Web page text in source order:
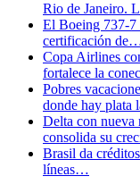
Rio de Janeiro.
El Boeing 737-
certificación
Copa Airlines
fortalece la
Pobres
donde hay plata
Delta con nueva
consolida su
Brasil da
líneas…